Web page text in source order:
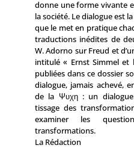
donne une forme vivante
la société. Le dialogue est
que le met en pratique
traductions inédites de
W. Adorno sur Freud et
intitulé « Ernst Simmel et
publiées dans ce dossier
dialogue, jamais achevé,
de la Ψυχη : un
tissage des
examiner les
transformations.
La Rédaction